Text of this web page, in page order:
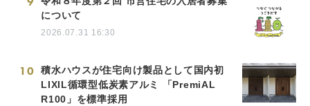
について
2026.07.31 16:30
10
積水ハウスが住宅向け製品として国内初
LIXIL循環型低炭素アルミ 「PremiAL
R100」を標準採用